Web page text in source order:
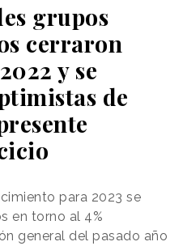
grupos
cerraron
y se
de
para 2023 se
en torno al 4%
general del pasado año